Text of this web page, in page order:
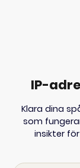
IP-
Klara dina
som
insikter